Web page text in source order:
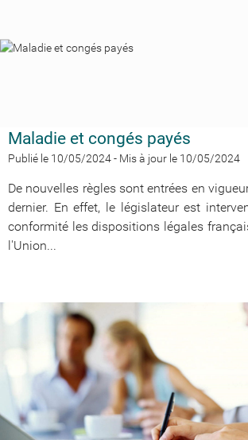
Maladie et congés payés
Publié le 10/05/2024- Mis à jour le 10/05/2024
De nouvelles règles sont entrées en
dernier. En effet, le législateur est
conformité les dispositions légales
l'Union...